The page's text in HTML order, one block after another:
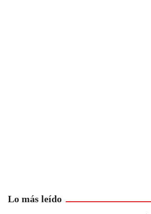
Lo más leído